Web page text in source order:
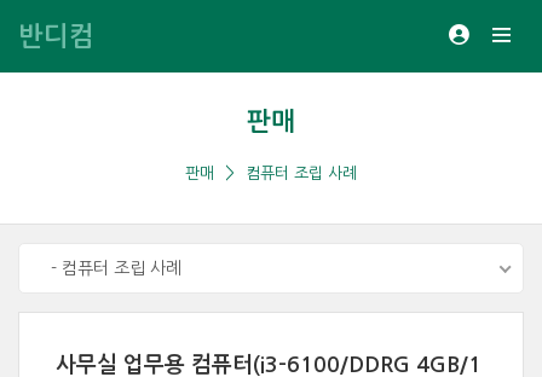
반디컴
판매
판매 컴퓨터 조립 사례
- 컴퓨터 조립 사례
사무실 업무용 컴퓨터(i3-6100/DDRG 4GB​/1